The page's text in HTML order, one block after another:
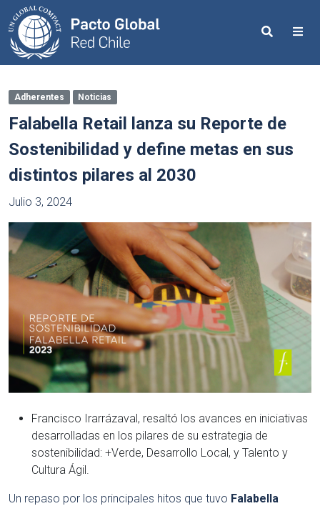
Search
Adherentes Noticias
Falabella Retail lanza su Reporte de
Sostenibilidad y define metas en sus
distintos pilares al 2030
Julio 3, 2024
Francisco Irarrázaval, resaltó los avances en iniciativas
desarrolladas en los pilares de su estrategia de
sostenibilidad: +Verde, Desarrollo Local, y Talento y
Cultura Ágil.
Un repaso por los principales hitos que tuvo Falabella